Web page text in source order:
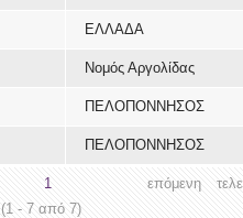
ΕΛΛΑΔΑ
Νομός Αργολίδας
ΠΕΛΟΠΟΝΝΗΣΟΣ
ΠΕΛΟΠΟΝΝΗΣΟΣ
επόμενη
1
(1 - 7 από 7)